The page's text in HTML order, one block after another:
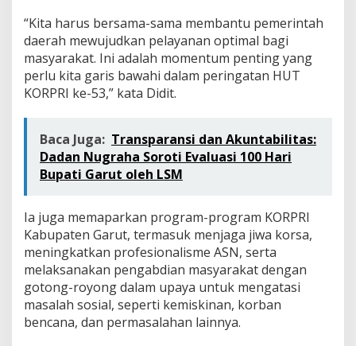
“Kita harus bersama-sama membantu pemerintah
daerah mewujudkan pelayanan optimal bagi
masyarakat. Ini adalah momentum penting yang
perlu kita garis bawahi dalam peringatan HUT
KORPRI ke-53,” kata Didit.
Baca Juga: Transparansi dan Akuntabilitas:
Dadan Nugraha Soroti Evaluasi 100 Hari
Bupati Garut oleh LSM
Ia juga memaparkan program-program KORPRI
Kabupaten Garut, termasuk menjaga jiwa korsa,
meningkatkan profesionalisme ASN, serta
melaksanakan pengabdian masyarakat dengan
gotong-royong dalam upaya untuk mengatasi
masalah sosial, seperti kemiskinan, korban
bencana, dan permasalahan lainnya.